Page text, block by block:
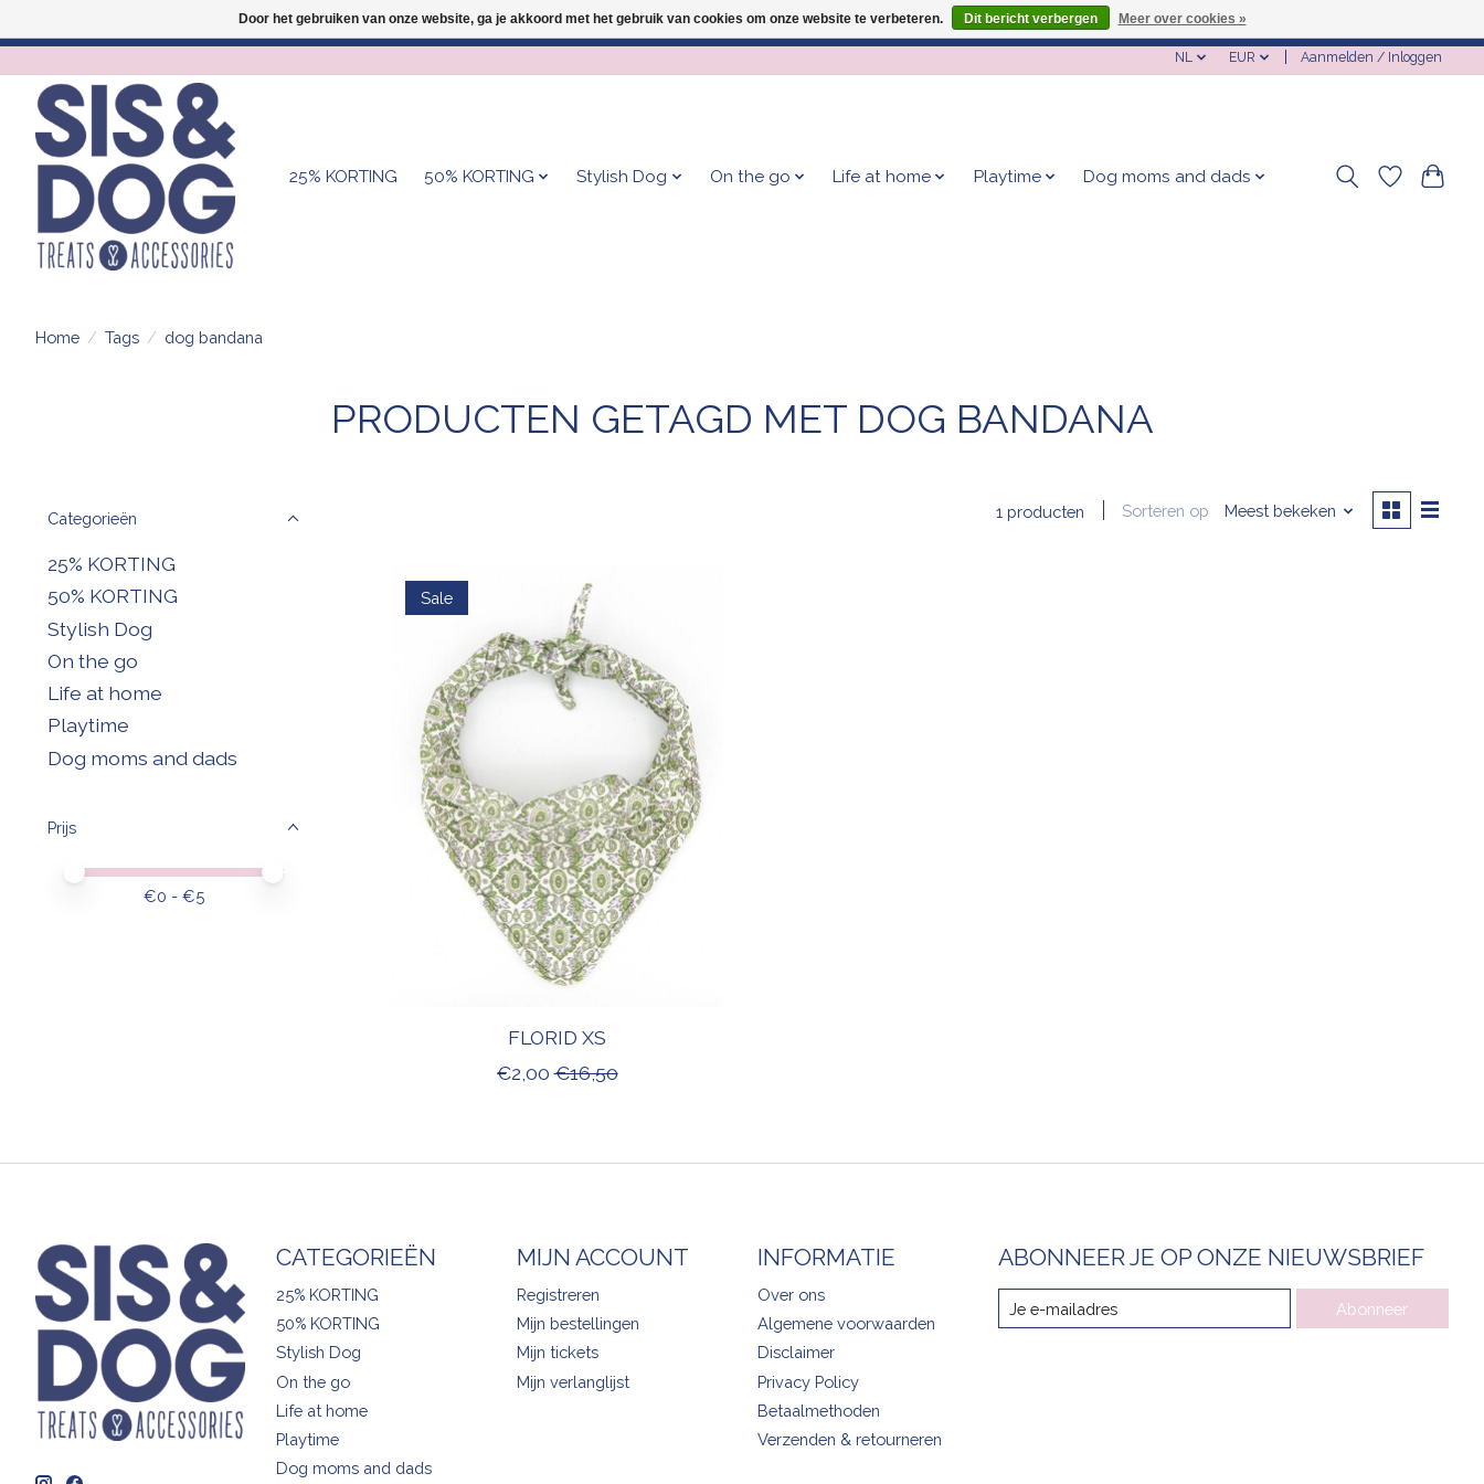
NL EUR Aanmelden / Inloggen
25% KORTING 50% KORTING Stylish Dog On the go Life at home Playtime Dog moms and dads
Home / Tags / dog bandana
PRODUCTEN GETAGD MET DOG BANDANA
Categorieën
25% KORTING
50% KORTING
Stylish Dog
On the go
Life at home
Playtime
Dog moms and dads
Prijs
Minimale prijswaarde
Price maximum value
€0 - €5
1 producten Sorteren op Meest bekeken
Sale
FLORID XS
€2,00 €16,50
CATEGORIEËN
25% KORTING
50% KORTING
Stylish Dog
On the go
Life at home
Playtime
Dog moms and dads
MIJN ACCOUNT
Registreren
Mijn bestellingen
Mijn tickets
Mijn verlanglijst
INFORMATIE
Over ons
Algemene voorwaarden
Disclaimer
Privacy Policy
Betaalmethoden
Verzenden & retourneren
ABONNEER JE OP ONZE NIEUWSBRIEF
Abonneer
Door het gebruiken van onze website, ga je akkoord met het gebruik van cookies om onze website te verbeteren. Dit bericht verbergen Meer over cookies »
Geef je hond het kleedje waar 500+ baasjes fan van zijn!